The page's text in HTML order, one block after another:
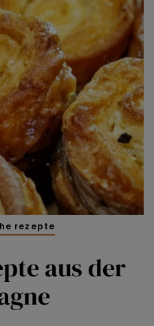
rezepte
aus der